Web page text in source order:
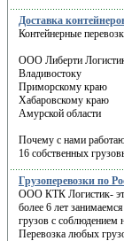
Доставка
Контейнерные
ООО Либерти
Владивостоку
Приморскому краю
Хабаровскому краю
Амурской области
Почему с нами
16 собственных
Грузоперевозки по
ООО КТК Логистик-
более 6 лет
грузов с соблюдением
Перевозка любых